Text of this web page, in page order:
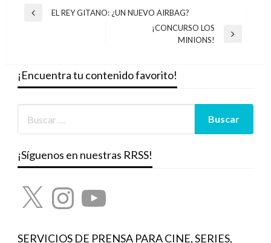
Navegación
Entrada
EL REY GITANO: ¿UN NUEVO AIRBAG?
¡CONCURSO LOS
MINIONS!
¡Encuentra tu contenido favorito!
¡Síguenos en nuestras RRSS!
X InstagramYouTube
SERVICIOS DE PRENSA PARA CINE, SERIES,